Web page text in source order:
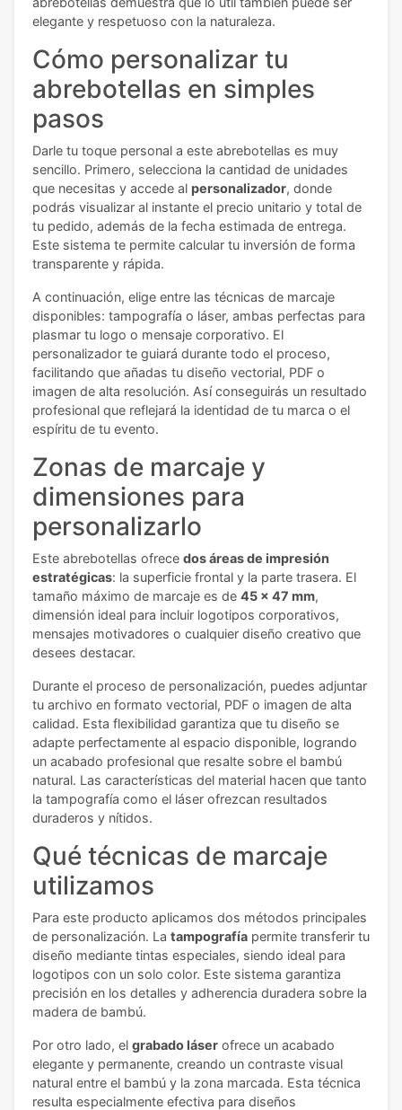
elegante y respetuoso con la naturaleza.
Cómo personalizar tu
abrebotellas en simples
pasos
Darle tu toque personal a este abrebotellas es muy
sencillo. Primero, selecciona la cantidad de unidades
que necesitas y accede al personalizador, donde
podrás visualizar al instante el precio unitario y total de
tu pedido, además de la fecha estimada de entrega.
Este sistema te permite calcular tu inversión de forma
transparente y rápida.
A continuación, elige entre las técnicas de marcaje
disponibles: tampografía o láser, ambas perfectas para
plasmar tu logo o mensaje corporativo. El
personalizador te guiará durante todo el proceso,
facilitando que añadas tu diseño vectorial, PDF o
imagen de alta resolución. Así conseguirás un resultado
profesional que reflejará la identidad de tu marca o el
espíritu de tu evento.
Zonas de marcaje y
dimensiones para
personalizarlo
Este abrebotellas ofrece dos áreas de impresión
estratégicas: la superficie frontal y la parte trasera. El
tamaño máximo de marcaje es de 45 x 47 mm,
dimensión ideal para incluir logotipos corporativos,
mensajes motivadores o cualquier diseño creativo que
desees destacar.
Durante el proceso de personalización, puedes adjuntar
tu archivo en formato vectorial, PDF o imagen de alta
calidad. Esta flexibilidad garantiza que tu diseño se
adapte perfectamente al espacio disponible, logrando
un acabado profesional que resalte sobre el bambú
natural. Las características del material hacen que tanto
la tampografía como el láser ofrezcan resultados
duraderos y nítidos.
Qué técnicas de marcaje
utilizamos
Para este producto aplicamos dos métodos principales
de personalización. La tampografía permite transferir tu
diseño mediante tintas especiales, siendo ideal para
logotipos con un solo color. Este sistema garantiza
precisión en los detalles y adherencia duradera sobre la
madera de bambú.
Por otro lado, el grabado láser ofrece un acabado
elegante y permanente, creando un contraste visual
natural entre el bambú y la zona marcada. Esta técnica
resulta especialmente efectiva para diseños